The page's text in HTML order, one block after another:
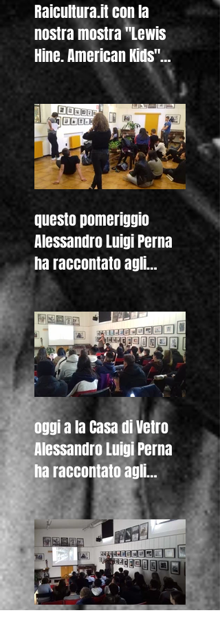
Raicultura.it con la
nostra mostra "Lewis
Hine. American Kids"
anche nella homepage
questo pomeriggio
Alessandro Luigi Perna
ha raccontato agli
studenti del Liceo
Colombini di Piacenza
oggi a la Casa di Vetro
Alessandro Luigi Perna
ha raccontato agli
studenti del Liceo De
Nicola di Se